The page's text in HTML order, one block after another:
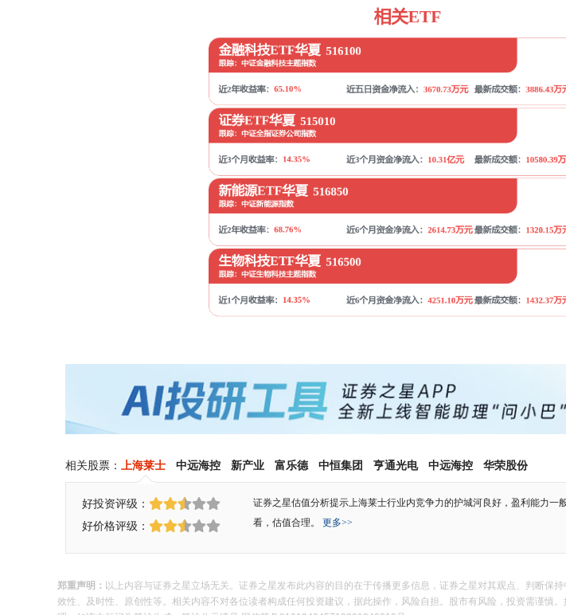
相关股票： 上海莱士 中远海控 新产业 富乐德 中恒集团 亨通光电 中远海控 华荣股份
好投资评级：
好价格评级：
证券之星估值分析提示上海莱士行业内竞争力的护城河良好，盈利能力一
看，估值合理。 更多>>
郑重声明： 以上内容与证券之星立场无关。证券之星发布此内容的目的在于传播更多信息，证券之星对其观点、判断
效性、及时性、原创性等。相关内容不对各位读者构成任何投资建议，据此操作，风险自担。股市有风险，投资需谨